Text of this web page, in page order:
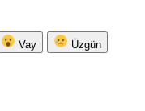
Vay Üzgün